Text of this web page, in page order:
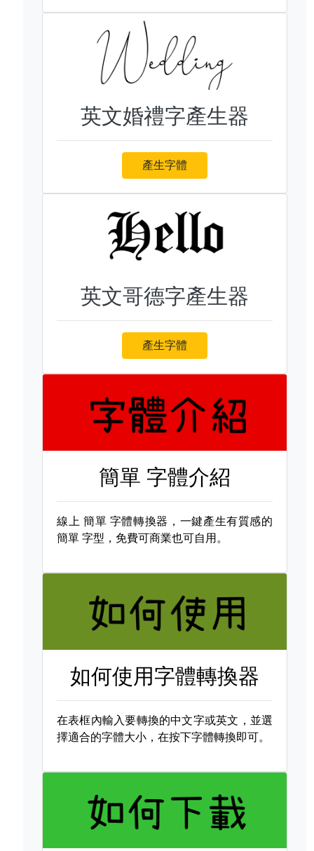
英文婚禮字產生器
產生字體
英文哥德字產生器
產生字體
簡單 字體介紹
線上 簡單 字體轉換器，一鍵產生有質感的
簡單 字型，免費可商業也可自用。
如何使用字體轉換器
在表框內輸入要轉換的中文字或英文，並選
擇適合的字體大小，在按下字體轉換即可。